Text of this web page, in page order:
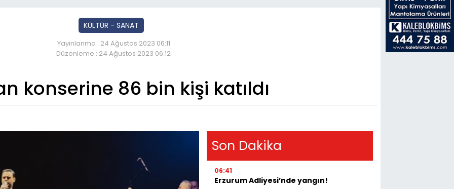
KÜLTÜR - SANAT
Yayınlanma : 24 Ağustos 2023 06:11
Düzenleme : 24 Ağustos 2023 06:12
konserine 86 bin kişi katıldı
Son Dakika
06:41
Erzurum Adliyesi’nde yangın!